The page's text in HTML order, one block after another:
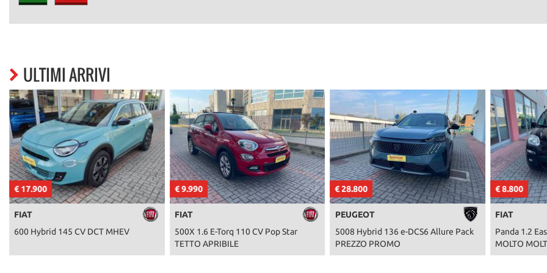
ULTIMI ARRIVI
€ 17.900
FIAT
600 Hybrid 145 CV DCT MHEV
€ 9.990
FIAT
500X 1.6 E-Torq 110 CV Pop Star
TETTO APRIBILE
€ 28.800
PEUGEOT
5008 Hybrid 136 e-DCS6 Allure Pack
PREZZO PROMO
€ 8.800
FIAT
Panda 1.2
MOLTO